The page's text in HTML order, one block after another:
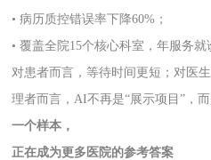
• 病历质控错误率下降60%；
• 覆盖全院15个核心科室，年服务就
对患者而言，等待时间更短；对医
理者而言，AI不再是“展示项目”，
一个样本，
正在成为更多医院的参考答案